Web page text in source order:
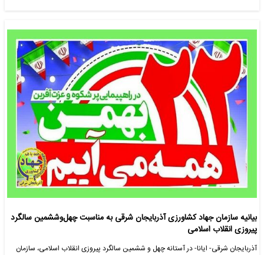
بیانیه سازمان جهاد کشاورزی آذربایجان شرقی به مناسبت چهل‌و‌ششمین سالگرد
پیروزی انقلاب اسلامی
آذربایجان شرقی- ایانا- در آستانه چهل و ششمین سالگرد پیروزی انقلاب اسلامی، سازمان